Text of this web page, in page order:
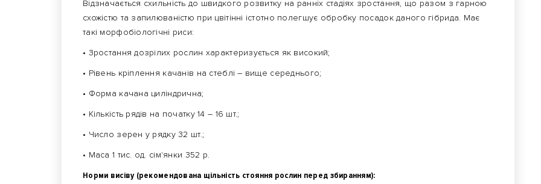
Відзначається схильність до швидкого розвитку на ранніх стадіях зростання, що разом з гарною
схожістю та запилюваністю при цвітінні істотно полегшує обробку посадок даного гібрида. Має
такі морфобіологічні риси:
• Зростання дозрілих рослин характеризується як високий;
• Рівень кріплення качанів на стеблі – вище середнього;
• Форма качана циліндрична;
• Кількість рядів на початку 14 – 16 шт.;
• Число зерен у рядку 32 шт.;
• Маса 1 тис. од. сім'янки 352 р.
Норми висіву (рекомендована щільність стояння рослин перед збиранням):